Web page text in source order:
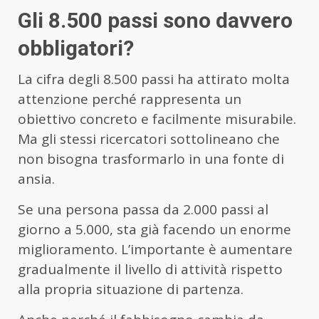
Gli 8.500 passi sono davvero
obbligatori?
La cifra degli 8.500 passi ha attirato molta
attenzione perché rappresenta un
obiettivo concreto e facilmente misurabile.
Ma gli stessi ricercatori sottolineano che
non bisogna trasformarlo in una fonte di
ansia.
Se una persona passa da 2.000 passi al
giorno a 5.000, sta già facendo un enorme
miglioramento. L’importante è aumentare
gradualmente il livello di attività rispetto
alla propria situazione di partenza.